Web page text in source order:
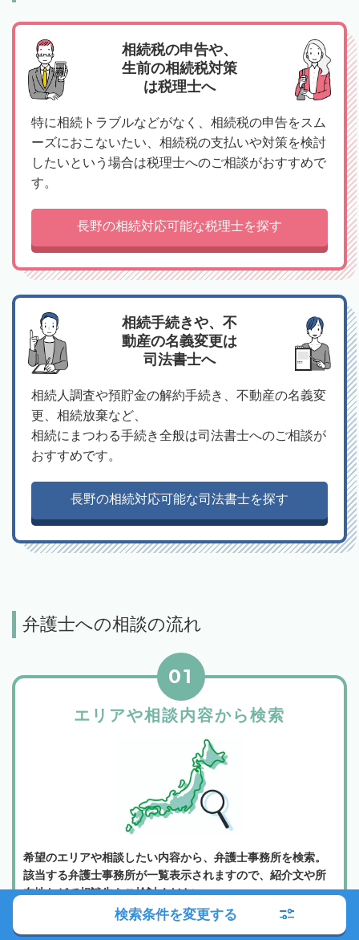
相続税の申告や、
生前の相続税対策
は税理士へ
特に相続トラブルなどがなく、相続税の申告をスム
ーズにおこないたい、相続税の支払いや対策を検討
したいという場合は税理士へのご相談がおすすめで
す。
長野の相続対応可能な税理士を探す
相続手続きや、不
動産の名義変更は
司法書士へ
相続人調査や預貯金の解約手続き、不動産の名義変
更、相続放棄など、
相続にまつわる手続き全般は司法書士へのご相談が
おすすめです。
長野の相続対応可能な司法書士を探す
弁護士への相談の流れ
エリアや相談内容から検索
01
希望のエリアや相談したい内容から、弁護士事務所を検索。
該当する弁護士事務所が一覧表示されますので、紹介文や所
在地などで相談先をご検討ください。
検索条件を変更する